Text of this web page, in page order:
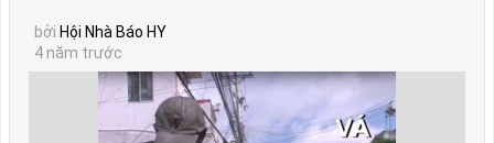
bởi Hội Nhà Báo HY
4 năm trước